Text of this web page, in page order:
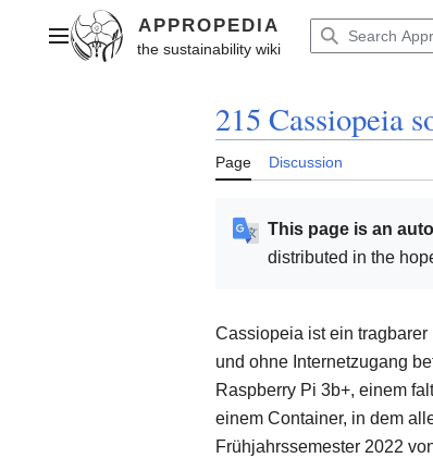
contentMain menu
215 Cassiopeia
Page Discussion
This page is an
distributed in the
Cassiopeia ist ein
und ohne Internetzugang
Raspberry Pi 3b+, einem
einem Container, in dem
Frühjahrssemester 2022